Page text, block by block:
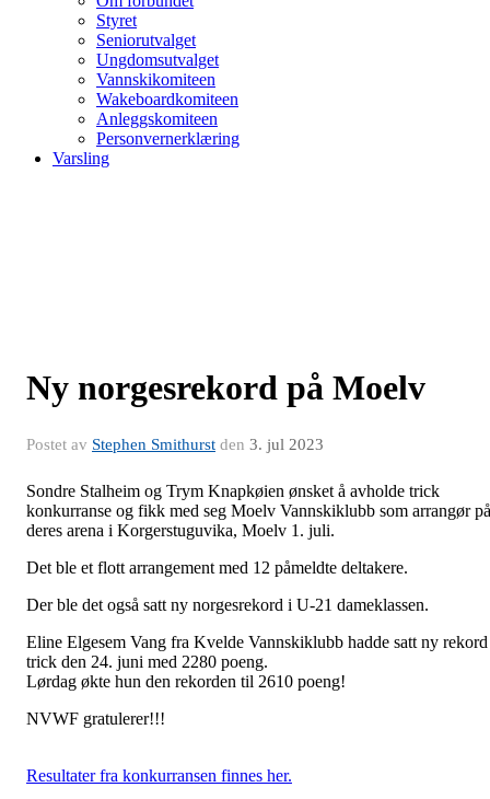
Styret
Seniorutvalget
Ungdomsutvalget
Vannskikomiteen
Wakeboardkomiteen
Anleggskomiteen
Personvernerklæring
Varsling
Ny norgesrekord på Moelv
Postet av Stephen Smithurst den 3. jul 2023
Sondre Stalheim og Trym Knapkøien ønsket å avholde trick
konkurranse og fikk med seg Moelv Vannskiklubb som arrangør på
deres arena i Korgerstuguvika, Moelv 1. juli.
Det ble et flott arrangement med 12 påmeldte deltakere.
Der ble det også satt ny norgesrekord i U-21 dameklassen.
Eline Elgesem Vang fra Kvelde Vannskiklubb hadde satt ny
trick den 24. juni med 2280 poeng.
Lørdag økte hun den rekorden til 2610 poeng!
NVWF gratulerer!!!
Resultater fra konkurransen finnes her.